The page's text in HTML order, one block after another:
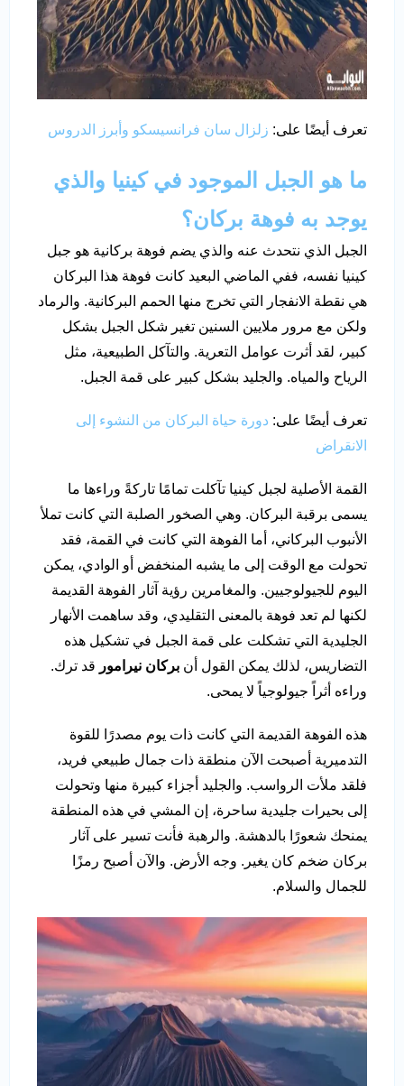
تعرف أيضًا على: زلزال سان فرانسيسكو وأبرز الدروس
ما هو الجبل الموجود في كينيا والذي
يوجد به فوهة بركان؟
الجبل الذي نتحدث عنه والذي يضم فوهة بركانية هو جبل
كينيا نفسه، ففي الماضي البعيد كانت فوهة هذا البركان
هي نقطة الانفجار التي تخرج منها الحمم البركانية. والرماد
ولكن مع مرور ملايين السنين تغير شكل الجبل بشكل
كبير، لقد أثرت عوامل التعرية. والتآكل الطبيعية، مثل
الرياح والمياه. والجليد بشكل كبير على قمة الجبل.
تعرف أيضًا على: دورة حياة البركان من النشوء إلى
الانقراض
القمة الأصلية لجبل كينيا تآكلت تمامًا تاركةً وراءها ما
يسمى برقبة البركان. وهي الصخور الصلبة التي كانت تملأ
الأنبوب البركاني، أما الفوهة التي كانت في القمة، فقد
تحولت مع الوقت إلى ما يشبه المنخفض أو الوادي، يمكن
اليوم للجيولوجيين. والمغامرين رؤية آثار الفوهة القديمة
لكنها لم تعد فوهة بالمعنى التقليدي، وقد ساهمت الأنهار
الجليدية التي تشكلت على قمة الجبل في تشكيل هذه
التضاريس، لذلك يمكن القول أن بركان نيرامور قد ترك.
وراءه أثراً جيولوجياً لا يمحى.
هذه الفوهة القديمة التي كانت ذات يوم مصدرًا للقوة
التدميرية أصبحت الآن منطقة ذات جمال طبيعي فريد،
فلقد ملأت الرواسب. والجليد أجزاء كبيرة منها وتحولت
إلى بحيرات جليدية ساحرة، إن المشي في هذه المنطقة
يمنحك شعورًا بالدهشة. والرهبة فأنت تسير على آثار
بركان ضخم كان يغير. وجه الأرض. والآن أصبح رمزًا
للجمال والسلام.